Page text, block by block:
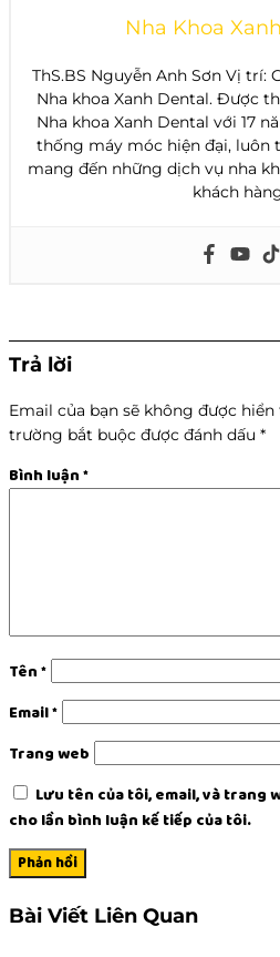
Nha Khoa
ThS.BS Nguyễn Anh Sơn Vị trí:
Nha khoa Xanh Dental. Được
Nha khoa Xanh Dental với 17
thống máy móc hiện đại, luôn
mang đến những dịch vụ nha
khách
Trả lời
Email của bạn sẽ không được
trường bắt buộc được đánh dấu *
Bình luận*
Tên*
Email*
Trang web
Lưu tên của tôi, email, và
cho lần bình luận kế tiếp của tôi.
Bài Viết Liên Quan